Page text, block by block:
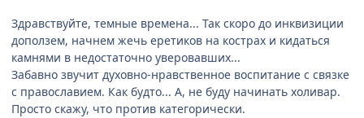
Здравствуйте, темные времена... Так скоро до инквизиции
доползем, начнем жечь еретиков на кострах и кидаться
камнями в недостаточно уверовавших...
Забавно звучит духовно-нравственное воспитание с связке
с православием. Как будто... А, не буду начинать холивар.
Просто скажу, что против категорически.